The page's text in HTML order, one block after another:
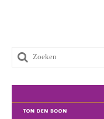
Zoeken
naar: